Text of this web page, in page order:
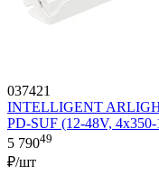
037421
INTELLIGENT
PD-SUF (12-48V,
5 79049
₽/шт